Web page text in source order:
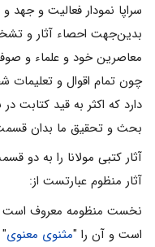
سراپا نمودار فعالیت و جهد
بدین‌جهت احصاء آثار و
معاصرین خود و علماء و
چون تمام اقوال و تعلیمات
دارد که اکثر به قید کتابت
بحث و تحقیق ما بدان قسمت
آثار کتبی مولانا را به دو
آثار منظوم عبارتست از:
نخست منظومه معروف است
است و آن را "مثنوی معنوی